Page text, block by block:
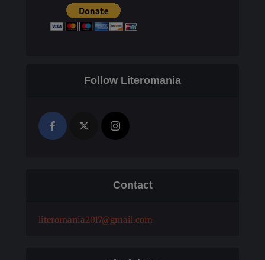
Follow Literomania
Contact
literomania2017@gmail.com